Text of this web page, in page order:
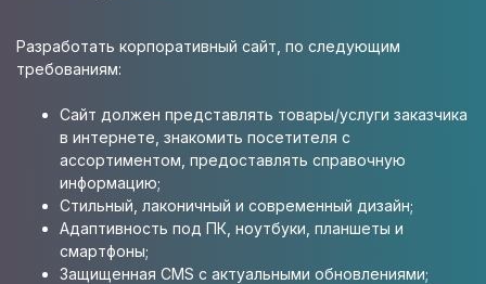
Разработать корпоративный сайт, по следующим
требованиям:
Сайт должен представлять товары/услуги заказчика
в интернете, знакомить посетителя с
ассортиментом, предоставлять справочную
информацию;
Стильный, лаконичный и современный дизайн;
Адаптивность под ПК, ноутбуки, планшеты и
смартфоны;
Защищенная CMS с актуальными обновлениями;